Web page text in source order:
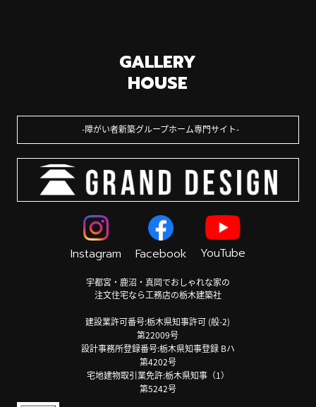
GALLERY
HOUSE
障がい者新築グループホーム専門サイト
Instagram Facebook YouTube
宇都宮・鹿沼・真岡でおしゃれな家の
注文住宅なら工務店の栃木建築社
建設業許可番号:栃木県知事許可 (般-2)
第22009号
設計事務所登録番号:栃木県知事登録 Bハ
第4202号
宅地建物取引業免許:栃木県知事（1）
第5242号